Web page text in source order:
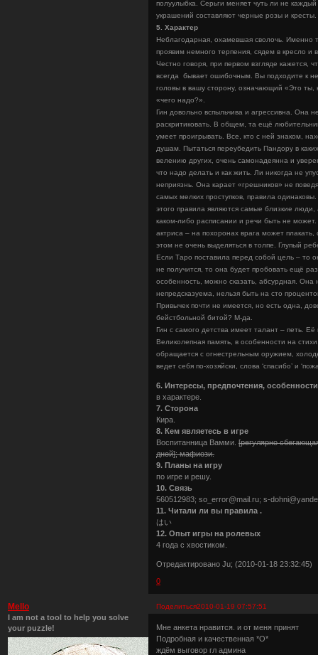
полуулыбка. Серьги меняет чуть ли не
украшений составляют черные розы и
5. Характер
Неблагодарная, охамевшая сволочь. Именно
проявим немного терпения, сядем в кресло
Честно говоря, при первом взгляде кажется,
всегда бывает ошибочным. Вы подходите к
головы в вашу сторону, означающий «Это ты,
«чего надо?».
Гин довольно вспыльчива и агрессивна. Она
раскритиковать. В общем, та ещё
умеет проигрывать. Все, кто с ней знаком,
душам. Пытаться переубедить Пандору в
велению других, очень самонадеянна и
что надо делать и как жить. Ли никогда не
неприязнь. Она карает «грешников» не
самых мелких проступков, правила
этого правила являются самые близкие
каком-либо расписании и речи быть не может.
актриса – на похоронах врага может
этом не очень выделяться в толпе. Глупый
Если Таро поставила перед собой цель – то
не получится, то она будет пробовать ещё
особенность, можно сказать, абсурдная.
непредсказуема, нельзя быть на сто
Привычек почти не имеется, но есть одна,
бейстбольной битой? М-да.
Гин с самого детства имеет талант – петь.
Великолепная память, в особенности на
обращается с огнестрельным оружием,
ведет себя по-хозяйски, слова ‘спасибо’ и
6. Интересы, предпочтения,
в характере.
7. Сторона
Кира.
8. Кем являетесь в игре
Воспитанница Вамми.[регулярно
дней]; мафиози.
9. Планы на игру
по игре и решу.
10. Связь
560512983; so_error@mail.ru; s-
11. Читали ли вы правила .
はい
12. Опыт игры на ролевых
4 года с хвостиком.
Отредактировано Ju; (2010-01-18 23:32:45)
0
Поделиться2010-01-19 07:57:51
Mello
I am not a tool to help you solve
your puzzle!
Мне анкета нравится. и от меня принят
Подробная и качественная *О*
ждём выговор гл админа